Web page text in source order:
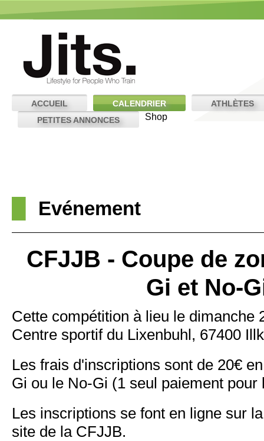
ACCUEIL CALENDRIER
ATHLÈTES
PETITES ANNONCES
Shop
Evénement
CFJJB - Coupe de
Gi et No-
Cette compétition à lieu le dimanche
Centre sportif du Lixenbuhl, 67400
Les frais d'inscriptions sont de 20€
Gi ou le No-Gi (1 seul paiement
Les inscriptions se font en ligne sur
site de la CFJJB.